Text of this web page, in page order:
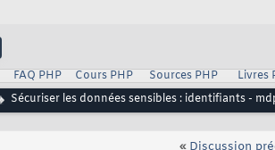
FAQ PHP Cours PHP Sources PHP Livres
Sécuriser les données sensibles : identifiants -